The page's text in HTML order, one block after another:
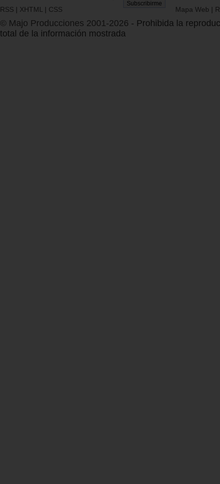
RSS | XHTML | CSS Mapa Web |
© Majo Producciones 2001-2026 - Prohibida la
total de la información mostrada